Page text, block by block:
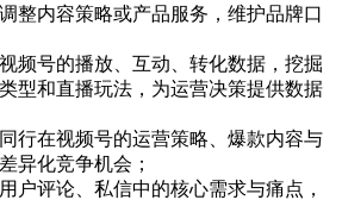
整内容策略或产品服务，维护品牌口
频号的播放、互动、转化数据，挖掘
型和直播玩法，为运营决策提供数据
行在视频号的运营策略、爆款内容与
异化竞争机会；
户评论、私信中的核心需求与痛点，